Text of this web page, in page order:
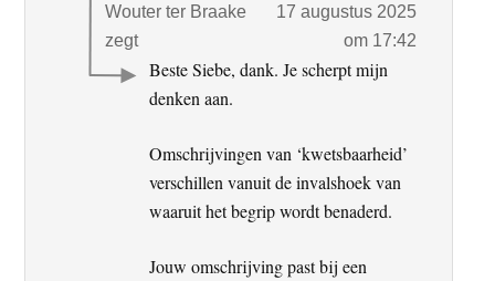
Wouter ter Braake
zegt
17 augustus 2025
om 17:42
Beste Siebe, dank. Je scherpt mijn
denken aan.
Omschrijvingen van ‘kwetsbaarheid’
verschillen vanuit de invalshoek van
waaruit het begrip wordt benaderd.
Jouw omschrijving past bij een